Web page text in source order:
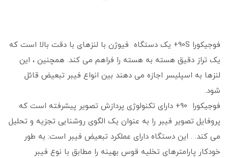
فوجیکورا 90S+ یک دستگاه فیوژن با لنزهای با دقت بالا است که
یک تراز دقیق هسته به هسته را فراهم می کند. همچنین ، این
لنزها به اسپلیسر اجازه می دهند بین انواع فیبر تبعیض قائل
شود.
فوجیکورا 90+ دارای تکنولوژی پردازش تصویر پیشرفته است که
پروفایل تصویر فیبر را به عنوان یک الگوی روشنایی تجزیه و تحلیل
می کند. . این دستگاه دارای عملکرد تبعیض فیبر است: به طور
خودکار پارامترهای تخلیه قوس بهینه را مطابق با نوع فیبر